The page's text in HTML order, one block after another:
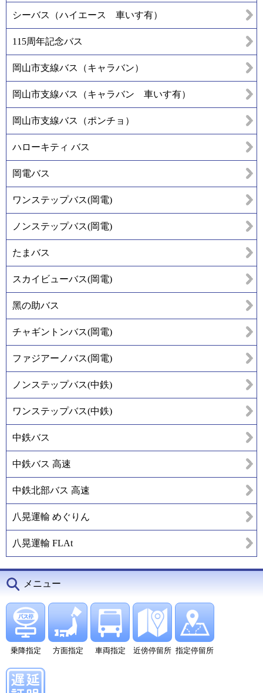
シーバス（ハイエース 車いす有）
115周年記念バス
岡山市支線バス（キャラバン）
岡山市支線バス（キャラバン 車いす有）
岡山市支線バス（ポンチョ）
ハローキティ バス
岡電バス
ワンステップバス(岡電)
ノンステップバス(岡電)
たまバス
スカイビューバス(岡電)
黑の助バス
チャギントンバス(岡電)
ファジアーノバス(岡電)
ノンステップバス(中鉄)
ワンステップバス(中鉄)
中鉄バス
中鉄バス 高速
中鉄北部バス 高速
八晃運輸 めぐりん
八晃運輸 FLAt
メニュー
乗降指定 方面指定 車両指定 近傍停留所 指定停留所